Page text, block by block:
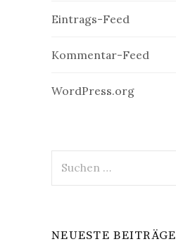
Eintrags-Feed
Kommentar-Feed
WordPress.org
nach:
NEUESTE BEITRÄGE